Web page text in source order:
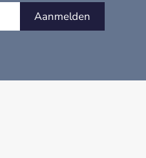
Aanmelden